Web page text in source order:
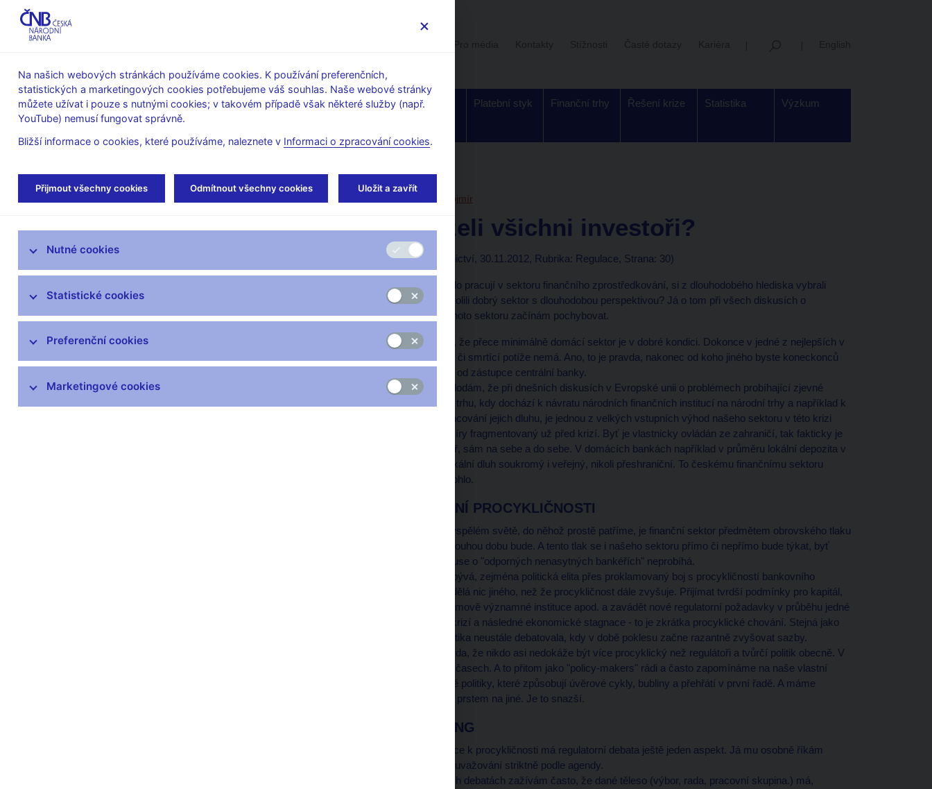
O ČNB
Měnová
politika
Finanční
Dohled a
Bankovky a
Platební styk Finanční trhy Řešení krize Statistika Výzkum
Úvod Veřejnost Servis pro média Autorské články, rozhovory
Hampl Mojmír
Kam zmizeli všichni investoři?
Mojmír Hampl(Bankovnictví, 30.11.2012, Rubrika: Regulace, Strana: 30)
Myslíte si, že všichni, kdo pracují v sektoru finančního zprostředkování, si z dlouhodobého hlediska vybrali
dobré povolání? Že si zvolili dobrý sektor s dlouhodobou perspektivou? Já o tom při všech diskusích o
budoucích pravidlech tohoto sektoru začínám pochybovat.
Jistě, můžete namítnout, že přece minimálně domácí sektor je v dobré kondici. Dokonce v jedné z nejlepších v
Evropě, že žádné akutní či smrtící potíže nemá. Ano, to je pravda, nakonec od koho jiného byste koneckonců
tuto větu měli slyšet než od zástupce centrální banky.
A k tomu jako odbočku dodám, že při dnešních diskusích v Evropské unii o problémech probíhající zjevné
fragmentace jednotného trhu, kdy dochází k návratu národních finančních institucí na národní trhy a například k
národním vládám a financování jejich dluhu, je jednou z velkých vstupních výhod našeho sektoru v této krizi
fakt, že byl do značné míry fragmentovaný už před krizí. Byť je vlastnicky ovládán ze zahraničí, tak fakticky je
velmi orientovaný dovnitř, sám na sebe a do sebe. V domácích bankách například v průměru lokální depozita v
lokální měně financují lokální dluh soukromý i veřejný, nikoli přeshraniční. To českému finančnímu sektoru
alespoň v této krizi pomohlo.
DALŠÍ ZVYŠOVÁNÍ PROCYKLIČNOSTI
Ale přesto platí, že ve vyspělém světě, do něhož prostě patříme, je finanční sektor předmětem obrovského tlaku
autorit a jistě poměrně dlouhou dobu bude. A tento tlak se i našeho sektoru přímo či nepřímo bude týkat, byť
politicky zde žádná diskuse o "odporných nenasytných bankéřích" neprobíhá.
Přitom, jak už tomu tak bývá, zejména politická elita přes proklamovaný boj s procykličností bankovního
sektoru a jeho aktivit nedělá nic jiného, než že procykličnost dále zvyšuje. Přijímat tvrdší podmínky pro kapitál,
likviditu, expozice, systémově významné instituce apod. a zavádět nové regulatorní požadavky v průběhu jedné
z největších finančních krizí a následné ekonomické stagnace - to je zkrátka procyklické chování. Stejná jako
kdyby dnes měnová politika neustále debatovala, kdy v době poklesu začne razantně zvyšovat sazby.
Platí zřejmě známá pravda, že nikdo asi nedokáže být více procyklický než regulátoři a tvůrčí politik obecně. V
dobrých a i ve špatných časech. A to přitom jako "policy-makers" rádi a často zapomínáme na naše vlastní
procyklické hospodářské politiky, které způsobují úvěrové cykly, bubliny a přehřátí v první řadě. A máme
tendenci raději ukazovat prstem na jiné. Je to snazší.
AGENDA-THINKING
Kromě přirozené tendence k procykličnosti má regulatorní debata ještě jeden aspekt. Já mu osobně říkám
"agenda-thinking" neboli uvažování striktně podle agendy.
V evropských i globálních debatách zažívám často, že dané těleso (výbor, rada, pracovní skupina.) má,
Servis pro média
Autorské články, rozhovory
Vystoupení a rozhovory guvernéra
čnBlog
ČNBvlog
ČNBpodcast
Fotogalerie
Na našich webových stránkách používáme cookies. K používání preferenčních,
statistických a marketingových cookies potřebujeme váš souhlas. Naše webové stránky
můžete užívat i pouze s nutnými cookies; v takovém případě však některé služby (např.
YouTube) nemusí fungovat správně.
Bližší informace o cookies, které používáme, naleznete v Informaci o zpracování cookies.
Přijmout všechny cookies Odmítnout všechny cookies Uložit a zavřít
Nutné cookies
Statistické cookies
Preferenční cookies
Marketingové cookies